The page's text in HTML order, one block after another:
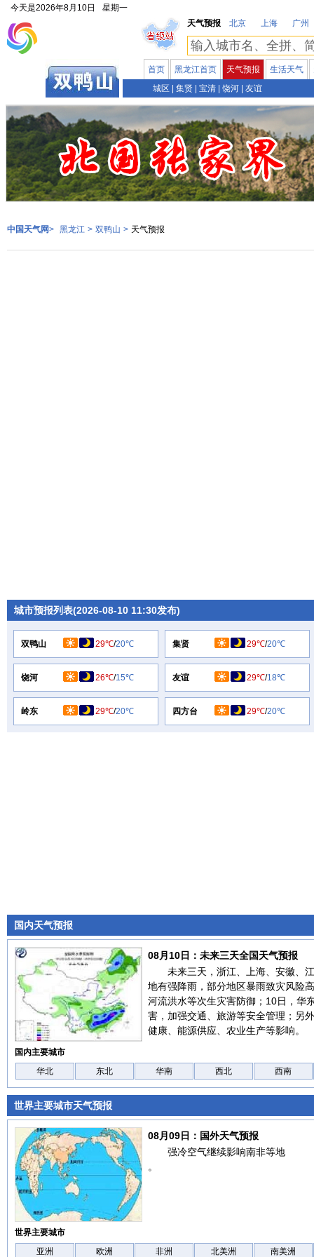
今天是2026年8月10日
星期一
天气预报
北京 上海 广州
首页 黑龙江首页 天气预报 生活天气
城区
集贤 宝清 饶河 友谊
中国天气网> 黑龙江 > 双鸭山 > 天气预报
城市预报列表(2026-08-10 11:30发布)
双鸭山 29℃/20℃ 集贤 29℃/20℃
饶河 26℃/15℃ 友谊 29℃/18℃
岭东 29℃/20℃ 四方台 29℃/20℃
国内天气预报
08月10日：未来三天全国天气预报
未来三天，浙江、上海、安徽、
地有强降雨，部分地区暴雨致灾风险
河流洪水等次生灾害防御；10日，华
害，加强交通、旅游等安全管理；另
健康、能源供应、农业生产等影响。
国内主要城市
华北
东北 华南 西北 西南
世界主要城市天气预报
08月09日：国外天气预报
强冷空气继续影响南非等地
。
世界主要城市
亚洲
欧洲 非洲 北美洲 南美洲